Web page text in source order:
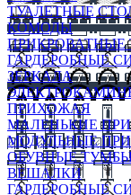
ТУАЛЕТНЫЕ
КОМОДЫ
ПРИКРОВАТНЫЕ
ГАРДЕРОБНЫЕ
ЗЕРКАЛА
ПРИХОЖАЯ
МАЛЕНЬКИЕ
МОДУЛЬНЫЕ
ОБУВНЫЕ
ВЕШАЛКИ
ГАРДЕРОБНЫЕ